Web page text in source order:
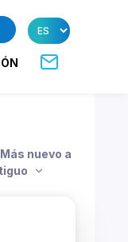
nuevo a